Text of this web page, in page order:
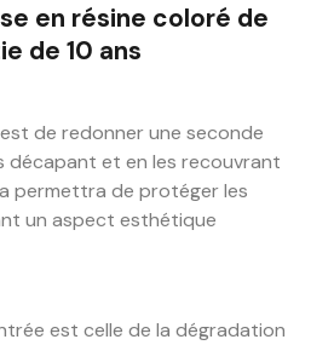
en résine coloré de
de 10 ans
de redonner une seconde
décapant et en les recouvrant
permettra de protéger les
un aspect esthétique
est celle de la dégradation